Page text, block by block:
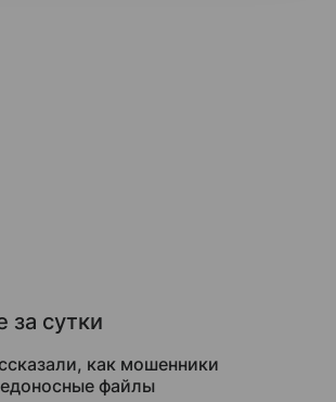
за сутки
как мошенники
файлы